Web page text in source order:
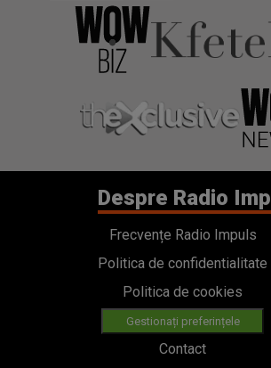
Despre Radio
Frecvențe Radio Impuls
Politica de confidentialitate
Politica de cookies
Gestionați preferințele
Contact